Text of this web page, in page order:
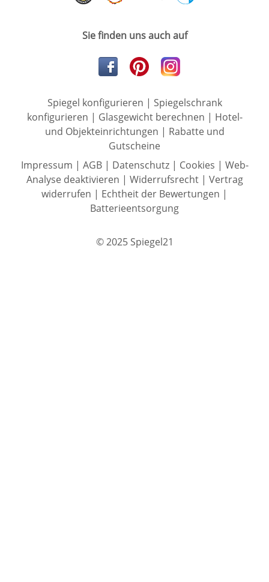
Sie finden uns auch auf
Spiegel konfigurieren | Spiegelschrank
konfigurieren | Glasgewicht berechnen | Hotel-
und Objekteinrichtungen | Rabatte und
Gutscheine
Impressum | AGB| Datenschutz| Cookies | Web-
Analyse deaktivieren | Widerrufsrecht| Vertrag
widerrufen | Echtheit der Bewertungen |
Batterieentsorgung
© 2025 Spiegel21